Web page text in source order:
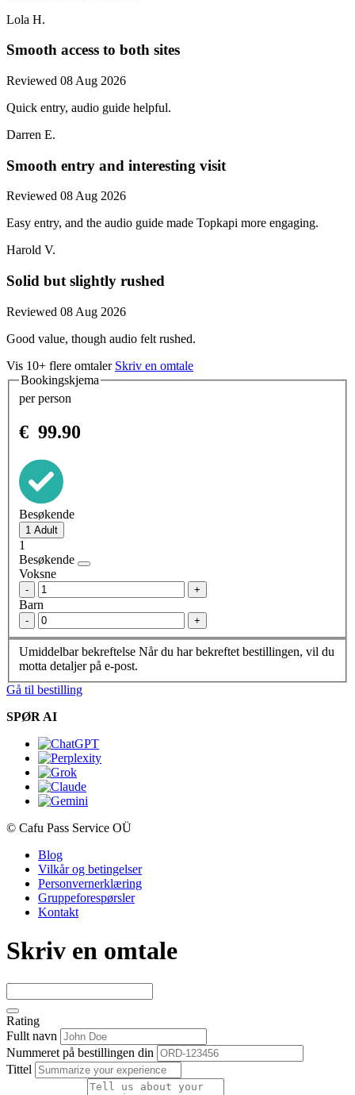
Lola H.
Smooth access to both sites
Reviewed 08 Aug 2026
Quick entry, audio guide helpful.
Darren E.
Smooth entry and interesting visit
Reviewed 08 Aug 2026
Easy entry, and the audio guide made Topkapi more engaging.
Harold V.
Solid but slightly rushed
Reviewed 08 Aug 2026
Good value, though audio felt rushed.
Vis 10+ flere omtaler Skriv en omtale
Bookingskjema
per person
€ 99.90
Besøkende
1
Besøkende
Voksne
- +
Barn
- +
Umiddelbar bekreftelse Når du har bekreftet bestillingen, vil du
motta detaljer på e-post.
Gå til bestilling
SPØR AI
© Cafu Pass Service OÜ
Blog
Vilkår og betingelser
Personvernerklæring
Gruppeforespørsler
Kontakt
Skriv en omtale
Rating
Fullt navn
Nummeret på bestillingen din
Tittel